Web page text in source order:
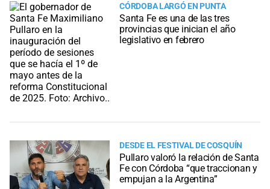
CÓRDOBA LARGÓ EN PUNTA
Santa Fe es una de las tres
provincias que inician el año
legislativo en febrero
DESDE EL FESTIVAL DE COSQUÍN
Pullaro valoró la relación de Santa
Fe con Córdoba “que traccionan y
empujan a la Argentina”